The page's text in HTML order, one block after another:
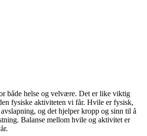
både helse og velvære. Det er like viktig
fysiske aktiviteten vi får. Hvile er fysisk,
og det hjelper kropp og sinn til å
Balanse mellom hvile og aktivitet er